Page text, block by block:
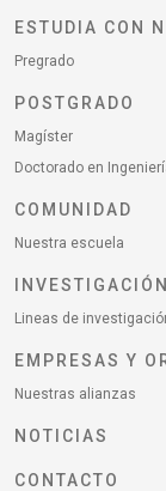
ESTUDIA CON
Pregrado
POSTGRADO
Magíster
Doctorado en
COMUNIDAD
Nuestra escuela
INVESTIGACIÓN
Lineas de
EMPRESAS Y
Nuestras alianzas
NOTICIAS
CONTACTO